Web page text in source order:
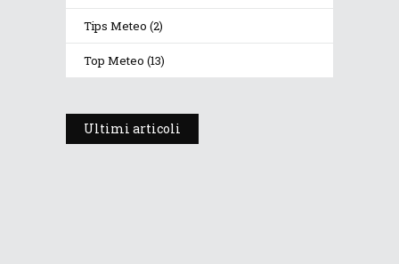
Tips Meteo (2)
Top Meteo (13)
Ultimi articoli